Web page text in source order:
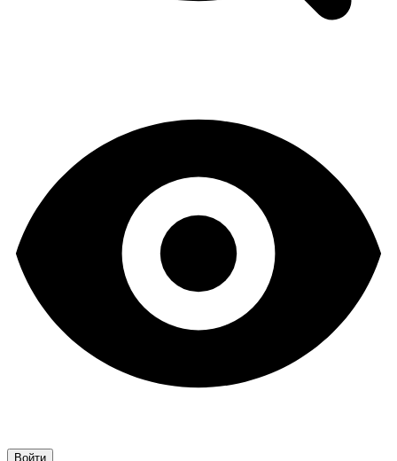
Войти